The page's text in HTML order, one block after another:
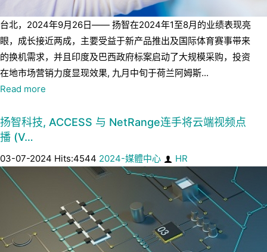
台北，2024年9月26日—— 扬智在2024年1至8月的业绩表现亮
眼，成长接近两成，主要受益于新产品推出及国际体育赛事带来
的换机需求，并且印度及巴西政府标案启动了大规模采购，投资
在地市场营销力度显现效果, 九月中旬于荷兰阿姆斯...
Read more
扬智科技, ACCESS 与 NetRange连手将云端视频点
播 (V…
03-07-2024 Hits:4544 2024-媒體中心 HR